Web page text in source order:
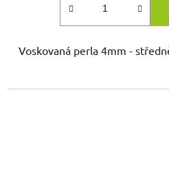
Voskovaná perla 4mm -